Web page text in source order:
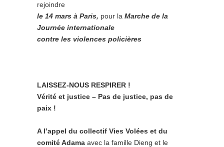
rejoindre
le 14 mars à Paris, pour la Marche de la
Journée internationale
contre les violences policières
LAISSEZ-NOUS RESPIRER !
Vérité et justice – Pas de justice, pas de
paix !
A l’appel du collectif Vies Volées et du
comité Adama avec la famille Dieng et le